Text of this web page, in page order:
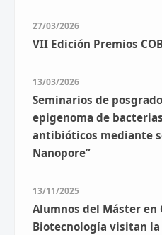
27/03/2026
VII Edición Premios
13/03/2026
Seminarios de
epigenoma de
antibióticos mediante
Nanopore”
13/11/2025
Alumnos del Máster en
Biotecnología visitan la